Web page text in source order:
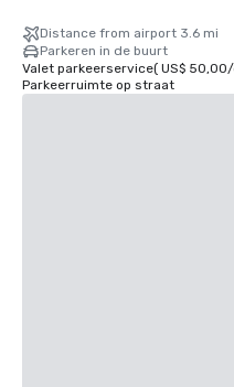
optie om 40 minuten naar het
een gedeelde ritdienst. Als
BART en Caltrain. https://
Distance from airport 3.6 mi
Parkeren in de buurt
Valet parkeerservice( US$ 50,00/
Parkeerruimte op straat